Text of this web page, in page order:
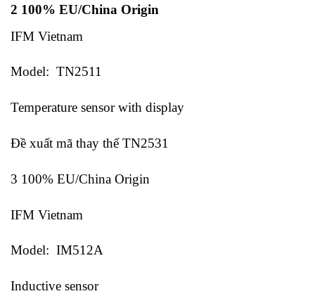
2 100% EU/China Origin
IFM Vietnam
Model: TN2511
Temperature sensor with display
Đề xuất mã thay thế TN2531
3 100% EU/China Origin
IFM Vietnam
Model: IM512A
Inductive sensor